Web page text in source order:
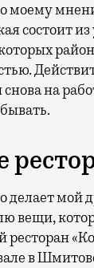
моему
состоит
снова на
делает
вещи,
ресторан
в